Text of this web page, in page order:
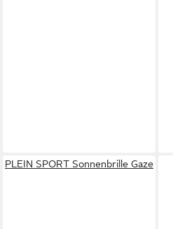
PLEIN SPORT Sonnenbrille Gaze